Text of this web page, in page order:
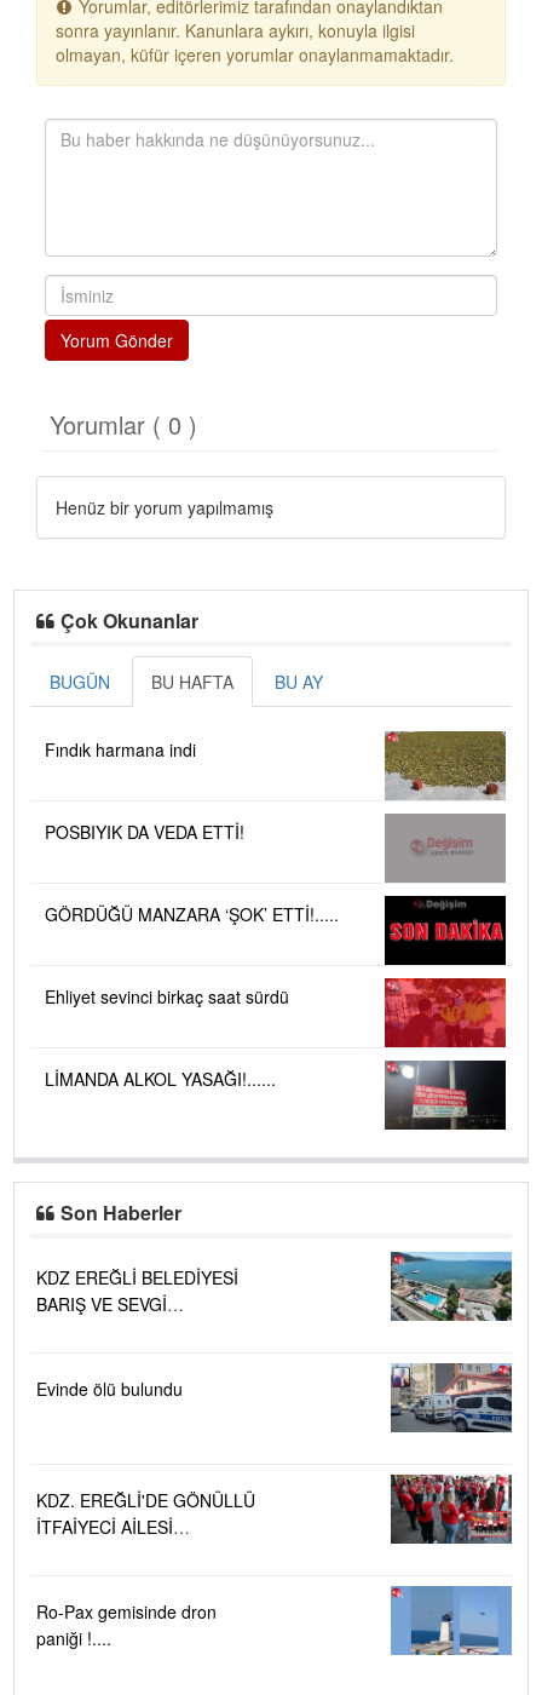
Yorumlar, editörlerimiz tarafından onaylandıktan
sonra yayınlanır. Kanunlara aykırı, konuyla ilgisi
olmayan, küfür içeren yorumlar onaylanmamaktadır.
Yorum Gönder
Yorumlar ( 0 )
Henüz bir yorum yapılmamış
Çok Okunanlar
BUGÜN BU HAFTA BU AY
Fındık harmana indi
POSBIYIK DA VEDA ETTİ!
GÖRDÜĞÜ MANZARA ‘ŞOK’ ETTİ!.....
Ehliyet sevinci birkaç saat sürdü
LİMANDA ALKOL YASAĞI!......
Son Haberler
KDZ EREĞLİ BELEDİYESİ
BARIŞ VE SEVGİ
Evinde ölü bulundu
KDZ. EREĞLİ'DE GÖNÜLLÜ
İTFAİYECİ AİLESİ
Ro-Pax gemisinde dron
paniği !....